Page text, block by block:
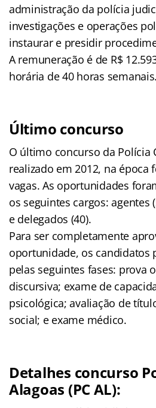
administração da polícia
investigações e operações
instaurar e presidir
A remuneração é de R$
horária de 40 horas semanais.
Último concurso
O último concurso da Polícia
realizado em 2012, na época
vagas. As oportunidades
os seguintes cargos: agentes
e delegados (40).
Para ser completamente
oportunidade, os candidatos
pelas seguintes fases: prova
discursiva; exame de
psicológica; avaliação de
social; e exame médico.
Detalhes concurso
Alagoas (PC AL):